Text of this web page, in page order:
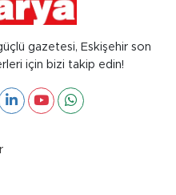
gazetesi, Eskişehir son
için bizi takip edin!